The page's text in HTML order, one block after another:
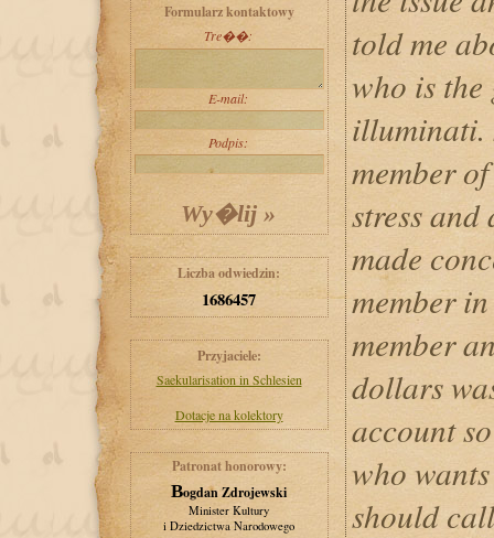
Formularz kontaktowy
Tre��:
E-mail:
Podpis:
Liczba odwiedzin:
1686457
Przyjaciele:
Saekularisation in Schlesien
Dotacje na kolektory
Patronat honorowy:
Bogdan Zdrojewski
Minister Kultury
i Dziedzictwa Narodowego
told me
who is the
illuminati.
member
stress
made
member
member
dollars
account
who
should